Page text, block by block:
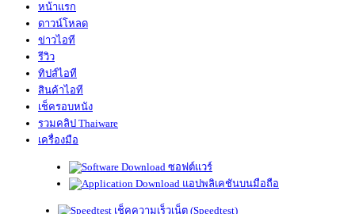
หน้าแรก
ดาวน์โหลด
ข่าวไอที
รีวิว
ทิปส์ไอที
สินค้าไอที
เช็ครอบหนัง
รวมคลิป Thaiware
เครื่องมือ
ซอฟต์แวร์
แอปพลิเคชันบนมือถือ
เช็คความเร็วเน็ต (Speedtest)